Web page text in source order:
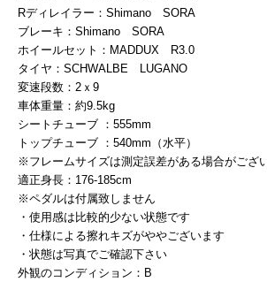
Rディレイラー：Shimano SORA
ブレーキ：Shimano SORA
ホイールセット：MADDUX R3.0
タイヤ：SCHWALBE LUGANO
変速段数：2ｘ9
車体重量：約9.5kg
シートチューブ ：555mm
トップチューブ ：540mm（水平）
※フレームサイズは測定誤差がある場合がござい
適正身長：176-185cm
※ペダルは付属致しません
・使用感は比較的少ない状態です
・仕様による擦れキズがややございます
・状態は写真でご確認下さい
外観のコンディション：B